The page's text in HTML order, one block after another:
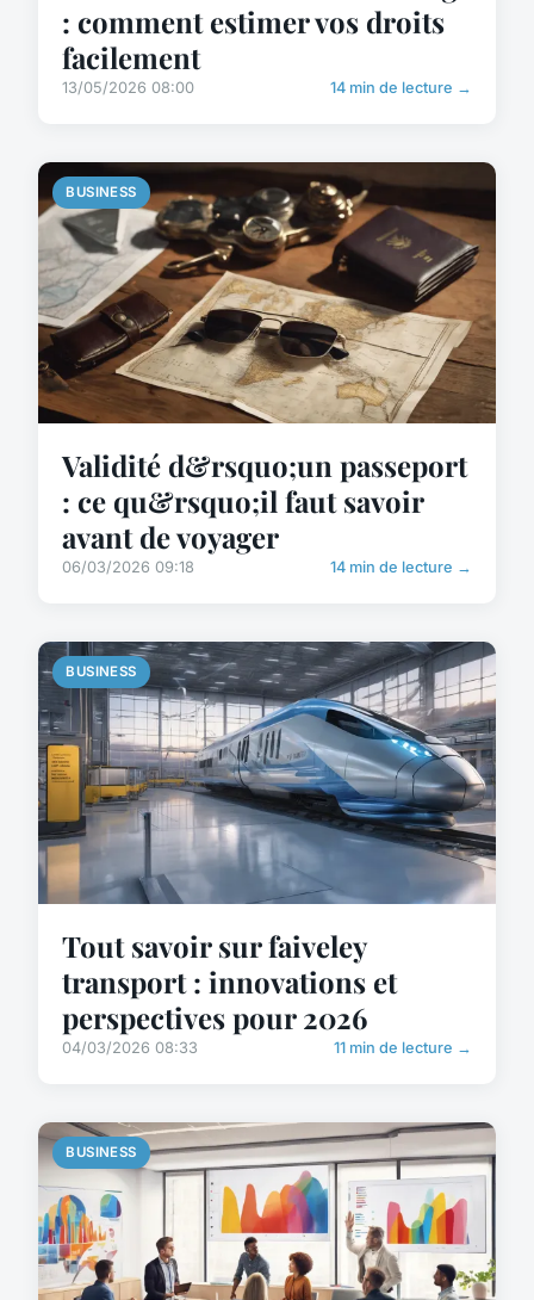
: comment estimer vos droits
facilement
13/05/2026 08:00 14 min de lecture →
BUSINESS
Validité d&rsquo;un passeport
: ce qu&rsquo;il faut savoir
avant de voyager
06/03/2026 09:18 14 min de lecture →
BUSINESS
Tout savoir sur faiveley
transport : innovations et
perspectives pour 2026
04/03/2026 08:33 11 min de lecture →
BUSINESS